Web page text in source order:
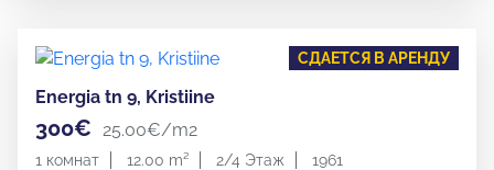
СДАЕТСЯ В АРЕНДУ
Energia tn 9, Kristiine
300€ 25.00€/m2
1 комнат 12.00 m² 2/4 Этаж 1961